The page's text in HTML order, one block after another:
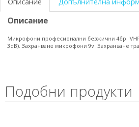
Описание
Микрофони професионални безжични 4бр. VHF
3dB). Захранване микрофони 9v. Захранване
Подобни продукти